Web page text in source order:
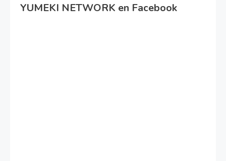
YUMEKI NETWORK en Facebook